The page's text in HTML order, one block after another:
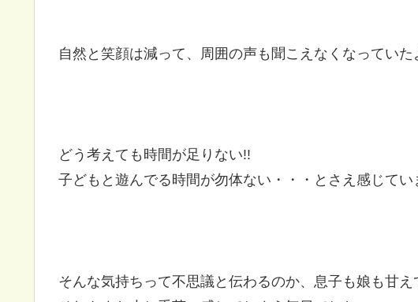
自然と笑顔は減って、周囲の声も聞こえなくなっていた
どう考えても時間が足りない!!
子どもと遊んでる時間が勿体ない・・・とさえ感じてい
そんな気持ちって不思議と伝わるのか、息子も娘も甘え